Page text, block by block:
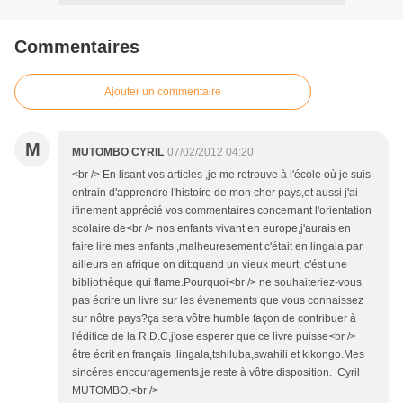
Commentaires
Ajouter un commentaire
M MUTOMBO CYRIL 07/02/2012 04:20
<br /> En lisant vos articles ,je me retrouve à l'école où je suis
entrain d'apprendre l'histoire de mon cher pays,et aussi j'ai
ifinement apprécié vos commentaires concernant l'orientation
scolaire de<br /> nos enfants vivant en europe,j'aurais en
faire lire mes enfants ,malheuresement c'était en lingala.par
ailleurs en afrique on dit:quand un vieux meurt, c'ést une
bibliothèque qui flame.Pourquoi<br /> ne souhaiteriez-vous
pas écrire un livre sur les évenements que vous connaissez
sur nôtre pays?ça sera vôtre humble façon de contribuer à
l'édifice de la R.D.C,j'ose esperer que ce livre puisse<br />
être écrit en français ,lingala,tshiluba,swahili et kikongo.Mes
sincéres encouragements,je reste à vôtre disposition. Cyril
MUTOMBO.<br />